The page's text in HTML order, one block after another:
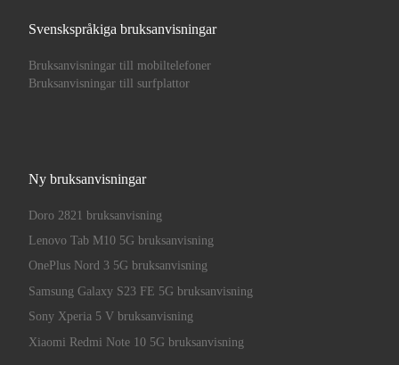
Svenskspråkiga bruksanvisningar
Bruksanvisningar till mobiltelefoner
Bruksanvisningar till surfplattor
Ny bruksanvisningar
Doro 2821 bruksanvisning
Lenovo Tab M10 5G bruksanvisning
OnePlus Nord 3 5G bruksanvisning
Samsung Galaxy S23 FE 5G bruksanvisning
Sony Xperia 5 V bruksanvisning
Xiaomi Redmi Note 10 5G bruksanvisning